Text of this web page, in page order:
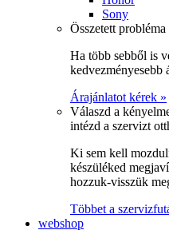
Sony
Összetett
Ha több sebből is
kedvezményesebb
Árajánlatot kérek »
Válaszd a
intézd a szervizt
Ki sem kell
készüléked
hozzuk-visszük
Többet a
webshop